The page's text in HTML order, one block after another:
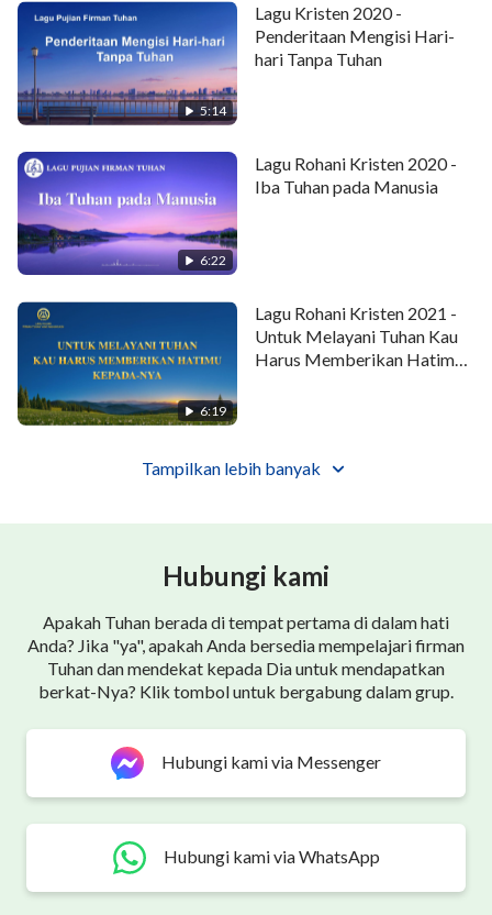
kau dihukum di neraka.
Itu menandai akhir peng'lolaan Tuhan.
Tuhan mengupah yang baik,
dan menghukum yang jahat.
Penghakiman-Nya b'rakhir
sebelum manusia lihat tanda,
ketika hanya ada
pengungkapan keb'naran.
Ⅱ
Yang men'rima kebenaran
tak cari tanda, 'kan disucikan,
'kan datang di hadapan takhta
dan dipeluk Tuhan.
Namun yang yakin Yesus
adalah Kristus yang palsu,
'kan dihukum s'lamanya.
S'bab iman mereka
5:14
Lagu Kristen 2020 -
Penderitaan Mengisi Hari-
hari Tanpa Tuhan
6:22
Lagu Rohani Kristen 2020 -
Iba Tuhan pada Manusia
6:19
Lagu Rohani Kristen 2021 -
Untuk Melayani Tuhan Kau
Harus Memberikan Hatimu
Tampilkan lebih banyak
Hubungi kami
Apakah Tuhan berada di tempat pertama di dalam hati
Anda? Jika "ya", apakah Anda bersedia mempelajari firman
Tuhan dan mendekat kepada Dia untuk mendapatkan
berkat-Nya? Klik tombol untuk bergabung dalam grup.
Hubungi kami via Messenger
Hubungi kami via WhatsApp